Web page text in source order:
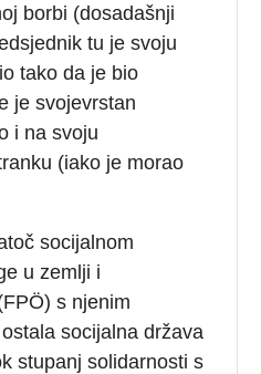
borbi (dosadašnji
tu je svoju
tako da je bio
je svojevrstan
i na svoju
(iako je morao
socijalnom
u zemlji i
s njenim
socijalna država
stupanj solidarnosti s